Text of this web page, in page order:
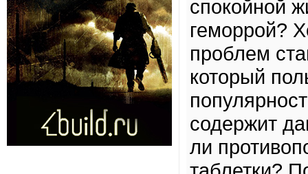
спокойной
геморрой?
проблем
который
содержит
ли